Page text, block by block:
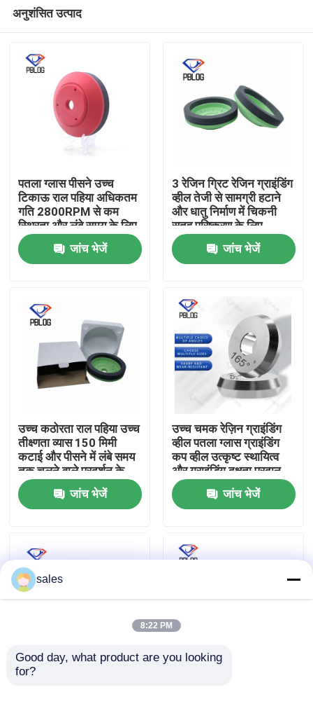
होम
उत्पाद
हमारे बारे में
फैक्टरी यात्रा
गुणवत्ता नियंत्रण
समाचार
हीरा पीसने का पहिया
अनुशंसित उत्पाद
पतला ग्लास पीसने उच्च
टिकाऊ राल पहिया अधिकतम
गति 2800RPM से कम
स्थिरता और लंबे समय के लिए
अनुकूलित की विशेषता
जांच भेजें
3 रेजिन ग्रिट रेजिन ग्राइंडिंग
व्हील तेजी से सामग्री हटाने
और धातु निर्माण में चिकनी
सतह परिष्करण के लिए
अनुकूलित
जांच भेजें
उच्च कठोरता राल पहिया उच्च
तीक्ष्णता व्यास 150 मिमी
कटाई और पीसने में लंबे समय
तक चलने वाले प्रदर्शन के
लिए इंजीनियर
जांच भेजें
उच्च चमक रेज़िन ग्राइंडिंग
व्हील पतला ग्लास ग्राइंडिंग
कप व्हील उत्कृष्ट स्थायित्व
और ग्राइंडिंग दक्षता प्रदान
करता है
जांच भेजें
पतली कांच की पीसने वाली
sales
8:22 PM
Good day, what product are you looking
for?